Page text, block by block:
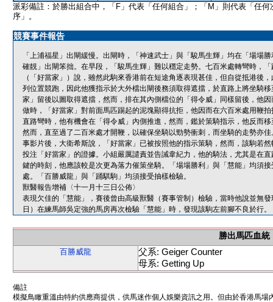
派彩備註：於勝出組合中，「F」代表「任何組合」；「M」則代表「任何
序」。
競賽事件報告
「上浦福星」出閘緩慢。出閘時，「神速武士」與「駿馬生輝」均在「場場
確靚」出閘笨拙。在早段，「駿馬生輝」難以穩定走勢。七百米處轉彎時，
（「好當家」）說，雖然此駒來香港前在短途角逐表現甚佳，但自從抵港後
列位置競跑，因此他獲指示於大外檔出閘後務須取得遮擋，於直路上將坐騎
家」留後以圖取得遮擋，然而，排在其內側檔位的「得令威」同樣留後，他
做時，「好當家」對前面馬匹踢起的泥塊顯得抗拒，他因而在六百米處用鞭
直路彎時，他有機會在「得令威」內側推進，然而，鑑於策騎指示，他反而
然而，直至過了二百米處才開鞭，以確保坐騎以勁勢衝刺，而坐騎的走勢亦
事影片後，大衛希斯說，「好當家」已被按照他的指示策騎，然而，該駒若
投注「好當家」的證據。小組嚴厲譴責並告誡韋紀力，他的騎法，尤其是在
鍵的時刻，他應該較是次更為落力催策坐騎。「場場勝利」與「慧能」均須
處。「百勝威龍」與「踊騏駒」均須接受抽樣檢驗。
獸醫報告增補〈十一月十三日公佈〉
表現欠佳的「慧能」，賽後曾由高級獸醫（賽事管制）檢驗，當時他說並無
日）在練馬師吳定強的馬房再次檢驗「慧能」時，發現該駒左前腳不良於行
勝出馬匹血統
百勝威龍
父系: Geiger Counter
母系: Getting Up
備註
模擬鳥瞰重溫由特約供應商提供，供馬迷作個人娛樂資訊之用。但由於香港馬